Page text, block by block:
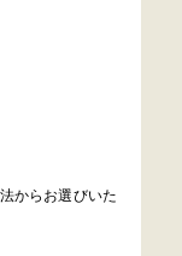
からお選びいた